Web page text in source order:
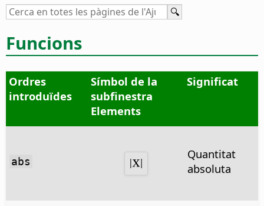
Funcions
Ordres
introduïdes
Símbol de la
subfinestra
Elements
Significat
abs
Quantitat
absoluta